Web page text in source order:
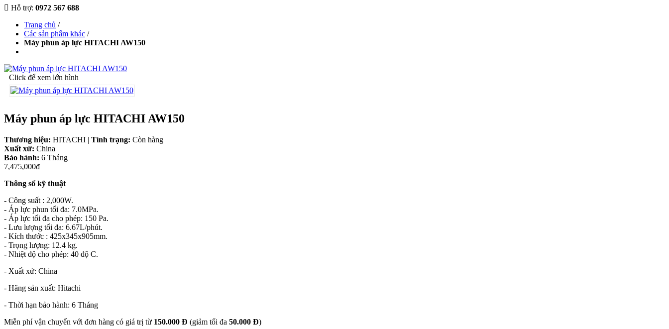
Hỗ trợ: 0972 567 688
Trang chủ /
Các sản phẩm khác /
Máy phun áp lực HITACHI AW150
Click để xem lớn hình
Máy phun áp lực HITACHI AW150
Thương hiệu: HITACHI | Tình trạng: Còn hàng
Xuất xứ: China
Bảo hành: 6 Tháng
7,475,000₫
Thông số kỹ thuật
- Công suất : 2,000W.
- Áp lực phun tối đa: 7.0MPa.
- Áp lực tối đa cho phép: 150 Pa.
- Lưu lượng tối đa: 6.67L/phút.
- Kích thước : 425x345x905mm.
- Trọng lượng: 12.4 kg.
- Nhiệt độ cho phép: 40 độ C.
- Xuất xứ: China
- Hãng sản xuất: Hitachi
- Thời hạn bảo hành: 6 Tháng
Miễn phí vận chuyển với đơn hàng có giá trị từ 150.000 Đ (giảm tối đa 50.000 Đ)